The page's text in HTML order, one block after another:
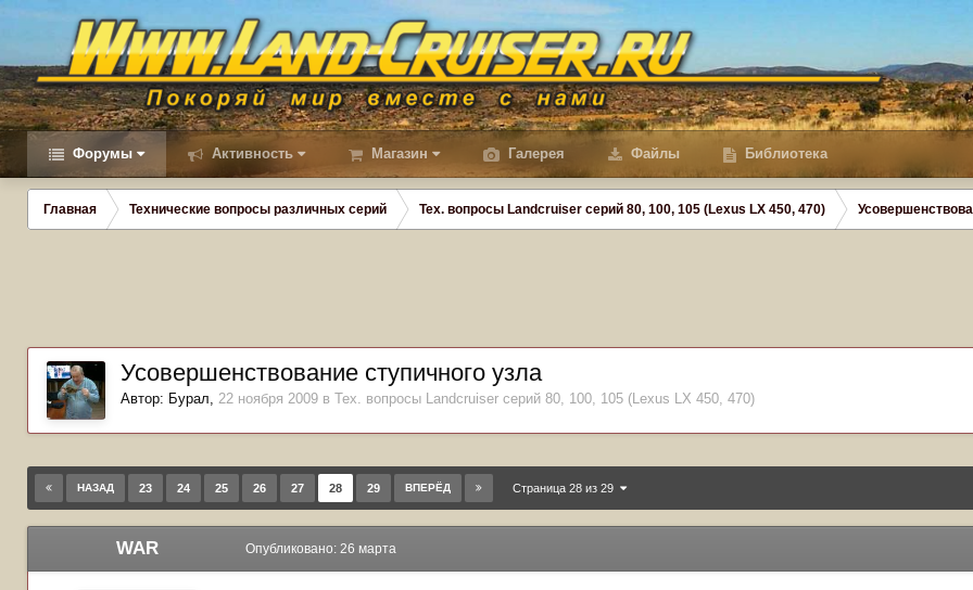
Форумы Активность Магазин Галерея Файлы Библиотека
Главная Технические вопросы различных серий Тех. вопросы Landcruiser серий 80, 100, 105 (Lexus LX 450, 470)
Усовершенствование ступичного узла
Автор: Бурал, 22 ноября 2009 в Тех. вопросы Landcruiser серий 80, 100, 105 (Lexus LX 450, 470)
НАЗАД 23 24 25 26 27 28 29 ВПЕРЁД Страница 28 из 29
WAR Опубликовано: 26 марта